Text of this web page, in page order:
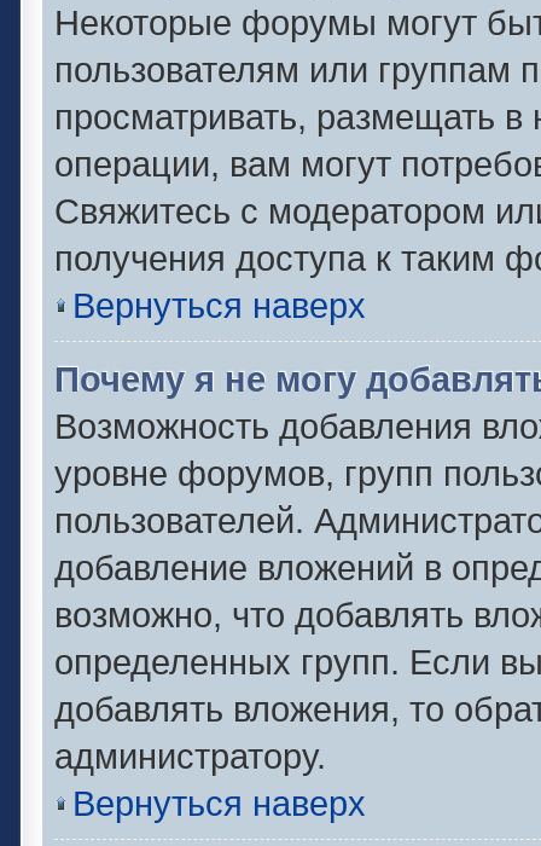
Некоторые форумы могут
пользователям или группам
просматривать, размещать
операции, вам могут
Свяжитесь с модератором
получения доступа к таким
Вернуться наверх
Почему я не могу
Возможность добавления
уровне форумов, групп
пользователей.
добавление вложений в
возможно, что добавлять
определенных групп. Если
добавлять вложения, то
администратору.
Вернуться наверх